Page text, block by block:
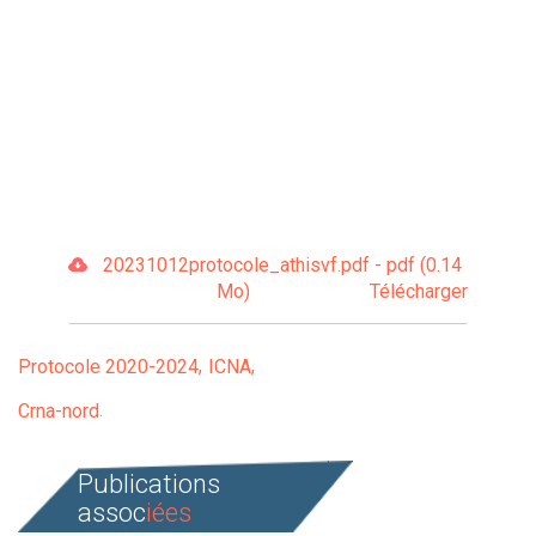
20231012protocole_athisvf.pdf - pdf (0.14
Mo)
Télécharger
Protocole 2020-2024 ICNA
Crna-nord
Publications
associées